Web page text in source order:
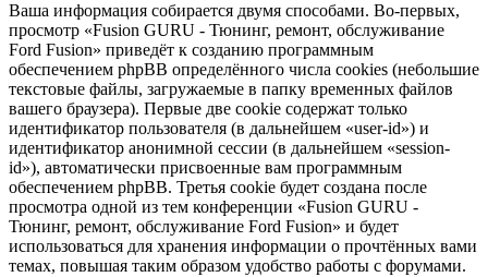
Ваша информация собирается двумя способами. Во-первых,
просмотр «Fusion GURU - Тюнинг, ремонт, обслуживание
Ford Fusion» приведёт к созданию программным
обеспечением phpBB определённого числа cookies (небольшие
текстовые файлы, загружаемые в папку временных файлов
вашего браузера). Первые две cookie содержат только
идентификатор пользователя (в дальнейшем «user-id») и
идентификатор анонимной сессии (в дальнейшем «session-
id»), автоматически присвоенные вам программным
обеспечением phpBB. Третья cookie будет создана после
просмотра одной из тем конференции «Fusion GURU -
Тюнинг, ремонт, обслуживание Ford Fusion» и будет
использоваться для хранения информации о прочтённых вами
темах, повышая таким образом удобство работы с форумами.